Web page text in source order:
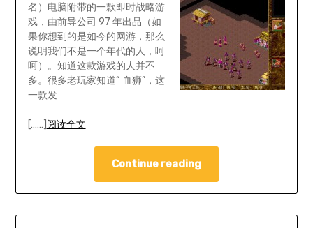
名）电脑附带的一款即时战略游
戏，由前导公司 97 年出品（如
果你想到的是如今的网游，那么
说明我们不是一个年代的人，呵
呵）。知道这款游戏的人并不
多。很多老玩家知道“ 血狮”，这
一款发
[……] 阅读全文
Continue reading